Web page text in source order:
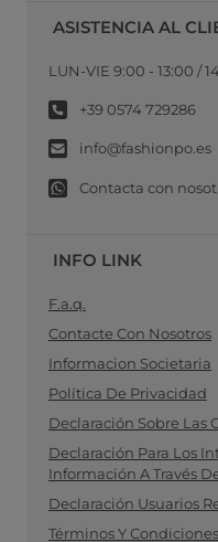
ASISTENCIA AL
LUN-VIE 9:00 - 13:00 /
+39 0574 729286
info@fashionpo.es
Contacta con
INFO LINK
F.a.q.
Contacte Con Nosotros
Informacion Societaria
Política De Privacidad
Declaración Sobre Las
Declaración Para Los
Información A Través
Declaración Usuarios
Términos Y